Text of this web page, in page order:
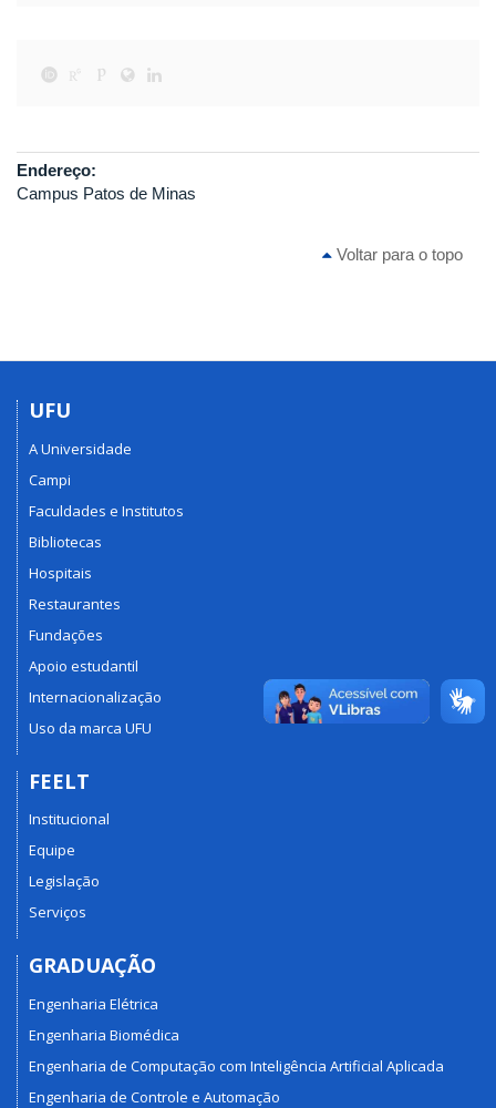
Endereço:
Campus Patos de Minas
Voltar para o topo
UFU
A Universidade
Campi
Faculdades e Institutos
Bibliotecas
Hospitais
Restaurantes
Fundações
Apoio estudantil
Internacionalização
Uso da marca UFU
FEELT
Institucional
Equipe
Legislação
Serviços
GRADUAÇÃO
Engenharia Elétrica
Engenharia Biomédica
Engenharia de Computação com Inteligência Artificial Aplicada
Engenharia de Controle e Automação